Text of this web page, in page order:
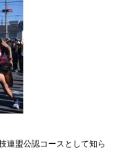
連盟公認コースとして知ら